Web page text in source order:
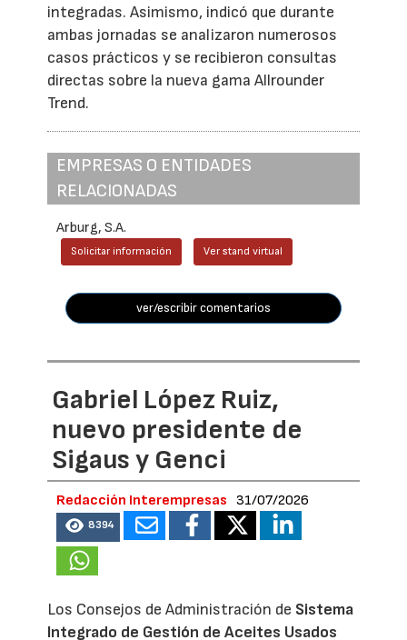
integradas. Asimismo, indicó que durante
ambas jornadas se analizaron numerosos
casos prácticos y se recibieron consultas
directas sobre la nueva gama Allrounder
Trend.
EMPRESAS O ENTIDADES
RELACIONADAS
Arburg, S.A.
Solicitar información Ver stand virtual
ver/escribir comentarios
Gabriel López Ruiz,
nuevo presidente de
Sigaus y Genci
Redacción Interempresas 31/07/2026
8394
Los Consejos de Administración de Sistema
Integrado de Gestión de Aceites Usados